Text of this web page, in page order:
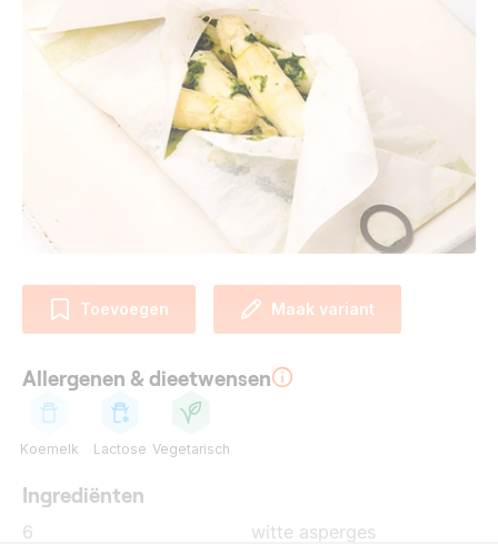
Toevoegen Maak variant
Allergenen & dieetwensen
Koemelk Lactose Vegetarisch
Ingrediënten
6
witte asperges